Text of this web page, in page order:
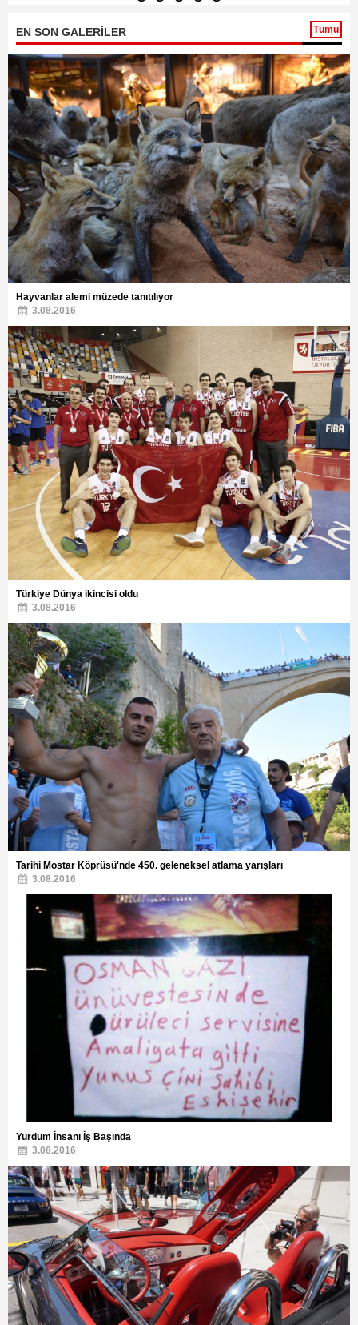
EN SON GALERİLER Tümü
Hayvanlar alemi müzede tanıtılıyor
3.08.2016
Türkiye Dünya ikincisi oldu
3.08.2016
Tarihi Mostar Köprüsü'nde 450. geleneksel atlama yarışları
3.08.2016
Yurdum İnsanı İş Başında
3.08.2016